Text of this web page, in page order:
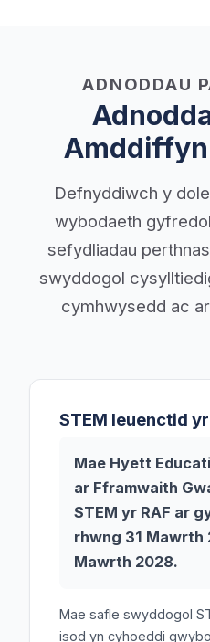
ADNODDAU
Defnyddiwch y
wybodaeth
sefydliadau
swyddogol
cymhwysedd ac
STEM Ieuenctid yr
Mae Hyett
ar Fframwaith
STEM yr RAF ar
rhwng 31 Mawrth
Mawrth 2028.
Mae safle swyddogol
isod yn cyhoeddi